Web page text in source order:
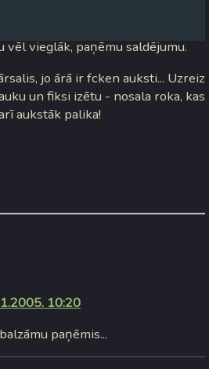
lai iepirktu kādu cepumiņu,
lai varētu izturēt visu nakti
vēl vieglāk, paņēmu saldējumu.
jo ārā ir fcken auksti... Uzreiz
un fiksi izētu - nosala roka, kas
aukstāk palika!
10:20
paņēmis...